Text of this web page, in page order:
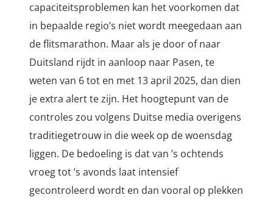
capaciteitsproblemen kan het voorkomen dat
in bepaalde regio’s niet wordt meegedaan aan
de flitsmarathon. Maar als je door of naar
Duitsland rijdt in aanloop naar Pasen, te
weten van 6 tot en met 13 april 2025, dan dien
je extra alert te zijn. Het hoogtepunt van de
controles zou volgens Duitse media overigens
traditiegetrouw in die week op de woensdag
liggen. De bedoeling is dat van ’s ochtends
vroeg tot ’s avonds laat intensief
gecontroleerd wordt en dan vooral op plekken